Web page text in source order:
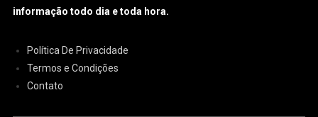
informação todo dia e toda hora.
Política De Privacidade
Termos e Condições
Contato